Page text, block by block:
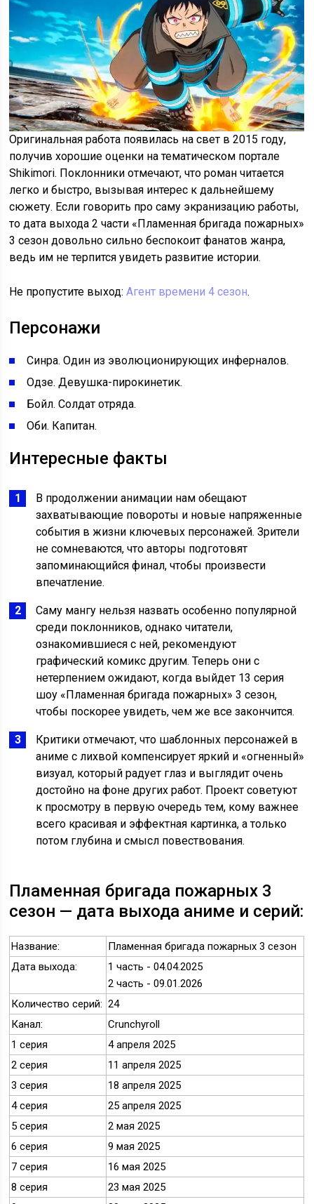
Оригинальная работа появилась на свет в 2015 году,
получив хорошие оценки на тематическом портале
Shikimori. Поклонники отмечают, что роман читается
легко и быстро, вызывая интерес к дальнейшему
сюжету. Если говорить про саму экранизацию работы,
то дата выхода 2 части «Пламенная бригада пожарных»
3 сезон довольно сильно беспокоит фанатов жанра,
ведь им не терпится увидеть развитие истории.
Не пропустите выход:Агент времени 4 сезон.
Персонажи
Синра. Один из эволюционирующих инферналов.
Одзе. Девушка-пирокинетик.
Бойл. Солдат отряда.
Оби. Капитан.
Интересные факты
В продолжении анимации нам обещают
захватывающие повороты и новые напряженные
события в жизни ключевых персонажей. Зрители
не сомневаются, что авторы подготовят
запоминающийся финал, чтобы произвести
впечатление.
Саму мангу нельзя назвать особенно популярной
среди поклонников, однако читатели,
ознакомившиеся с ней, рекомендуют
графический комикс другим. Теперь они с
нетерпением ожидают, когда выйдет 13 серия
шоу «Пламенная бригада пожарных» 3 сезон,
чтобы поскорее увидеть, чем же все закончится.
Критики отмечают, что шаблонных персонажей в
аниме с лихвой компенсирует яркий и «огненный»
визуал, который радует глаз и выглядит очень
достойно на фоне других работ. Проект советуют
к просмотру в первую очередь тем, кому важнее
всего красивая и эффектная картинка, а только
потом глубина и смысл повествования.
Пламенная бригада пожарных 3
сезон — дата выхода аниме и серий:
Название:
Пламенная бригада пожарных 3 сезон
Дата выхода:
1 часть - 04.04.2025
2 часть - 09.01.2026
Количество серий: 24
Канал:
Crunchyroll
1 серия
4 апреля 2025
2 серия
11 апреля 2025
3 серия
18 апреля 2025
4 серия
25 апреля 2025
5 серия
2 мая 2025
6 серия
9 мая 2025
7 серия
16 мая 2025
8 серия
23 мая 2025